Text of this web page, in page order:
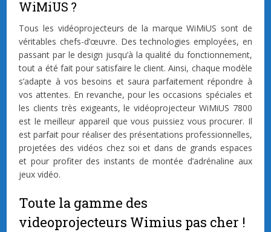
WiMiUS ?
Tous les vidéoprojecteurs de la marque WiMiUS sont de
véritables chefs-d’œuvre. Des technologies employées, en
passant par le design jusqu’à la qualité du fonctionnement,
tout a été fait pour satisfaire le client. Ainsi, chaque modèle
s’adapte à vos besoins et saura parfaitement répondre à
vos attentes. En revanche, pour les occasions spéciales et
les clients très exigeants, le vidéoprojecteur WiMiUS 7800
est le meilleur appareil que vous puissiez vous procurer. Il
est parfait pour réaliser des présentations professionnelles,
projetées des vidéos chez soi et dans de grands espaces
et pour profiter des instants de montée d’adrénaline aux
jeux vidéo.
Toute la gamme des
videoprojecteurs Wimius pas cher !